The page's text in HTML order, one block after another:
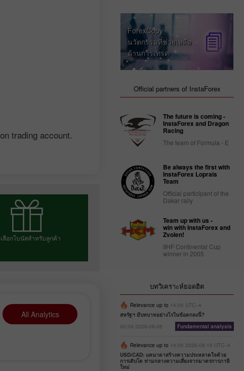
trading account.
ลือกโบนัสสำหรับลูกค้า
All Analytics
ForexCopy
นวัตกรรมที่ช่วยเหลือ
ด้านการเทรด
Official partners of InstaForex
The future is coming -
InstaForex and Dragon
Racing
The team of Formula - E
Be always the first with
InstaForex Loprais
Team
Official participant of the
Dakar rally
Team up with us -
win with InstaForex and
Zvolen!
IIHF Continental Cup
winner in 2005
บทวิเคราะห์ยอดฮิต
Relevance up to 14:00 UTC--4
สหรัฐฯ มีบทบาทอย่างไรในข้อตกลงนี้?
00:09 2026-08-06
Fundamental analysis
Relevance up to 14:00 2026-08-10 UTC--4
USD/CAD: แคนาดาสร้างความประหลาดใจด้วย
การเติบโต ท่ามกลางความเสี่ยงจากมาตรการภาษี
ใหม่